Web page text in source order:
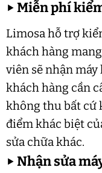
▶Miễn phí
Limosa hỗ trợ
khách hàng
viên sẽ nhận máy
khách hàng cần
không thu bất cứ
điểm khác biệt
sửa chữa khác.
▶Nhận sửa